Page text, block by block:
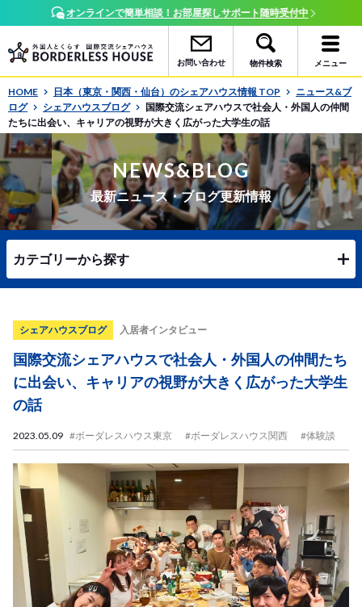
オンラインで簡単相談！お部屋探しサポート随時受付中
お問い合わせ 物件検索 メニュー
HOME 日本（東京・関西・仙台）のシェアハウス情報 TOP
ニュース&ブ
ログ
シェアハウスブログ
国際交流シェアハウスで社会人・外国人の仲間
たちに出会い、キャリアの視野が大きく広がった大学生の話
NEWS&BLOG
最新ニュース・ブログ更新情報
カテゴリーから探す
シェアハウスブログ 入居者インタビュー
国際交流シェアハウスで社会人・外国人の仲間たち
に出会い、キャリアの視野が大きく広がった大学生
の話
2023.05.09 #ボーダレスハウス東京 #ボーダレスハウス関西 #体験談